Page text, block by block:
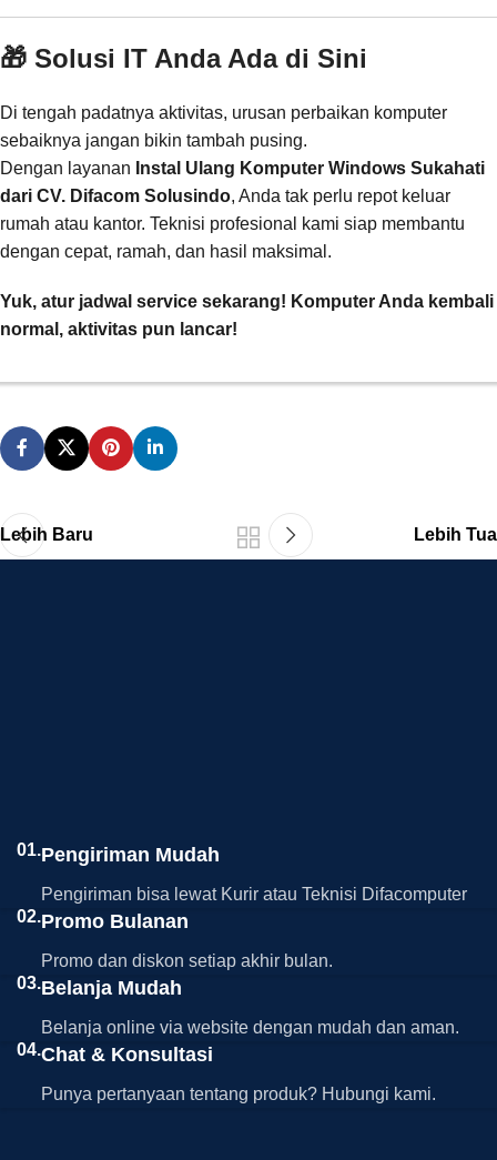
🎁 Solusi IT Anda Ada di Sini
Di tengah padatnya aktivitas, urusan perbaikan komputer
sebaiknya jangan bikin tambah pusing.
Dengan layanan Instal Ulang Komputer Windows Sukahati
dari CV. Difacom Solusindo, Anda tak perlu repot keluar
rumah atau kantor. Teknisi profesional kami siap membantu
dengan cepat, ramah, dan hasil maksimal.
Yuk, atur jadwal service sekarang! Komputer Anda kembali
normal, aktivitas pun lancar!
Lebih Baru Lebih Tua
01.Pengiriman Mudah
Pengiriman bisa lewat Kurir atau Teknisi Difacomputer
02.Promo Bulanan
Promo dan diskon setiap akhir bulan.
03.Belanja Mudah
Belanja online via website dengan mudah dan aman.
04.Chat & Konsultasi
Punya pertanyaan tentang produk? Hubungi kami.